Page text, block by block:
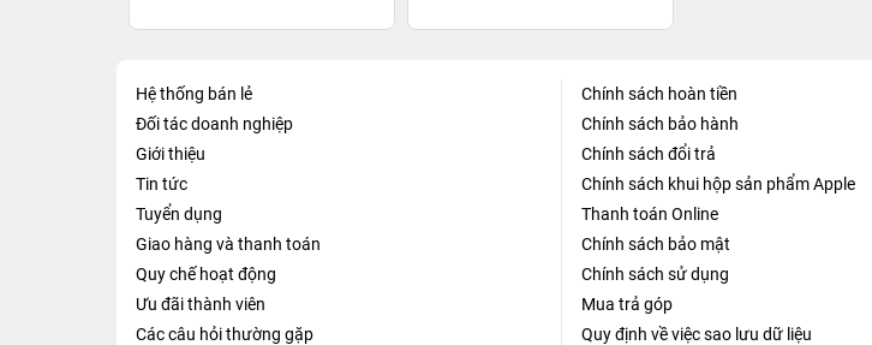
Hệ thống bán lẻ
Đối tác doanh nghiệp
Giới thiệu
Tin tức
Tuyển dụng
Giao hàng và thanh toán
Quy chế hoạt động
Ưu đãi thành viên
Các câu hỏi thường gặp
Chính sách hoàn tiền
Chính sách bảo hành
Chính sách đổi trả
Chính sách khui hộp sản phẩm Apple
Thanh toán Online
Chính sách bảo mật
Chính sách sử dụng
Mua trả góp
Quy định về việc sao lưu dữ liệu